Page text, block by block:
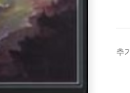
추